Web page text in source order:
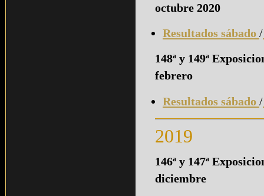
octubre 2020
Resultados sábado /
148ª y 149ª
febrero
Resultados sábado /
2019
146ª y 147ª
diciembre